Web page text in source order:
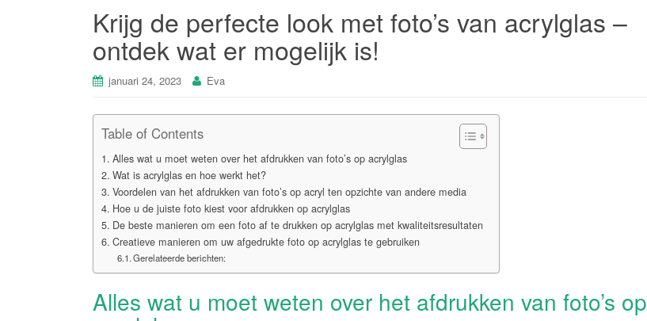
Krijg de perfecte look met foto’s van acrylglas –
ontdek wat er mogelijk is!
januari 24, 2023 Eva
Table of Contents
Alles wat u moet weten over het afdrukken van foto’s op acrylglas
Wat is acrylglas en hoe werkt het?
Voordelen van het afdrukken van foto’s op acryl ten opzichte van andere media
Hoe u de juiste foto kiest voor afdrukken op acrylglas
De beste manieren om een foto af te drukken op acrylglas met kwaliteitsresultaten
Creatieve manieren om uw afgedrukte foto op acrylglas te gebruiken
Gerelateerde berichten:
Alles wat u moet weten over het afdrukken van foto’s op